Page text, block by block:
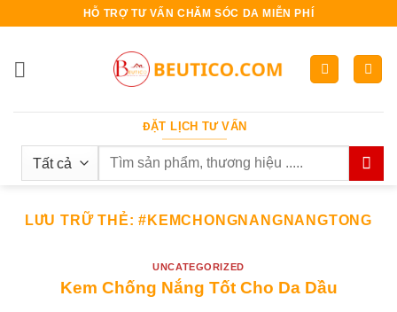
dung
HỖ TRỢ TƯ VẤN CHĂM SÓC DA MIỄN PHÍ
ĐẶT LỊCH TƯ VẤN
Search
LƯU TRỮ THẺ:#KEMCHONGNANGNANGTONG
UNCATEGORIZED
Kem Chống Nắng Tốt Cho Da Dầu